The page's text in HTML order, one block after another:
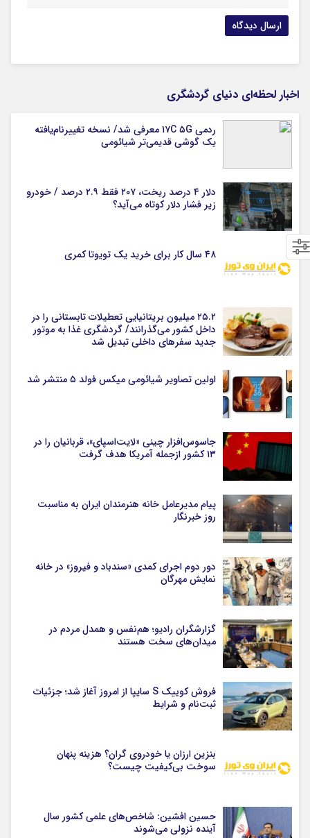
اخبار لحظه‌ای دنیای گردشگری
ردمی ۱۷C ۵G معرفی شد/ نسخه تغییرنام‌یافته
یک گوشی قدیمی‌تر شیائومی
دلار ۴ درصد ریخت، ۲۰۷ فقط ۲.۹ درصد / خودرو
زیر فشار دلار کوتاه می‌آید؟
۴۸ سال کار برای خرید یک تویوتا کمری
۲۵.۲ میلیون بریتانیایی تعطیلات تابستانی را در
داخل کشور می‌گذرانند/ گردشگری غذا به موتور
جدید سفرهای داخلی تبدیل شد
اولین تصاویر شیائومی میکس فولد ۵ منتشر شد
جاسوس‌افزار چینی «لایت‌اسپای»، قربانیان را در
۱۳ کشور ازجمله آمریکا هدف گرفت
پیام مدیرعامل خانه هنرمندان ایران به مناسبت
روز خبرنگار
دور دوم اجرای کمدی «سندباد و فیروز» در خانه
نمایش مهرگان
گزارشگران رادیو؛ هم‌نفس و همدل مردم در
میدان‌های سخت هستند
فروش کوییک S سایپا از امروز آغاز شد؛ جزئیات
ثبت‌نام و شرایط
بنزین ارزان یا خودروی گران؟ هزینه پنهان
سوخت بی‌کیفیت چیست؟
حسین افشین: شاخص‌های علمی کشور سال
آینده نزولی می‌شوند